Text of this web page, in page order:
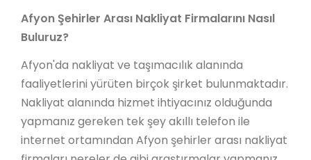
Afyon Şehirler Arası Nakliyat Firmalarını Nasıl
Buluruz?
Afyon'da nakliyat ve taşımacılık alanında
faaliyetlerini yürüten birçok şirket bulunmaktadır.
Nakliyat alanında hizmet ihtiyacınız olduğunda
yapmanız gereken tek şey akıllı telefon ile
internet ortamından Afyon şehirler arası nakliyat